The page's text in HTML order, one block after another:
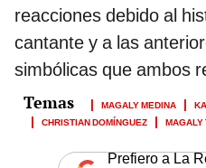
reacciones debido al
cantante y a las
simbólicas que ambos
MAGALY MEDINA
CHRISTIAN DOMÍNGUEZ
MAGALY
Prefiero a La